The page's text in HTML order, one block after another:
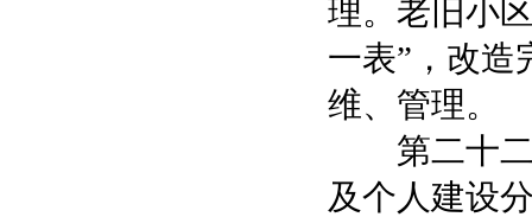
理。老旧小
一表”，改造
维、管理。
第二十二
及个人建设